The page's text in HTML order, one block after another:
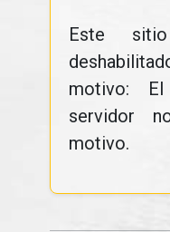
Este
motivo:
servidor
motivo.